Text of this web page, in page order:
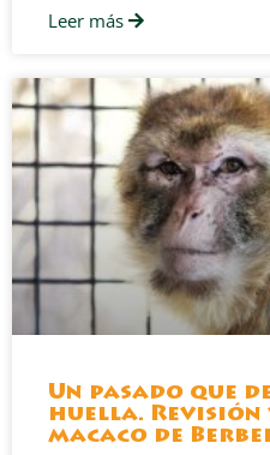
Leer más
Un pasado que
huella.
macaco de